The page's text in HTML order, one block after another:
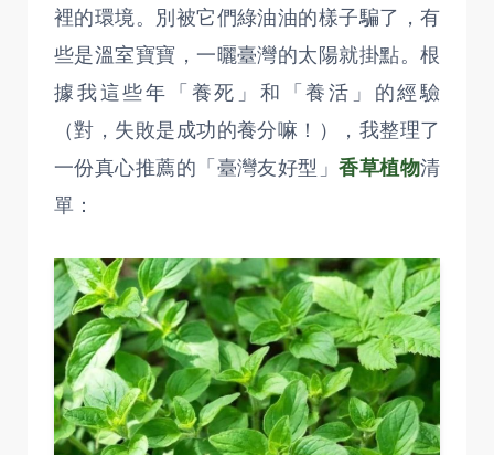
裡的環境。別被它們綠油油的樣子騙了，有
些是溫室寶寶，一曬臺灣的太陽就掛點。根
據我這些年「養死」和「養活」的經驗
（對，失敗是成功的養分嘛！），我整理了
一份真心推薦的「臺灣友好型」香草植物清
單：